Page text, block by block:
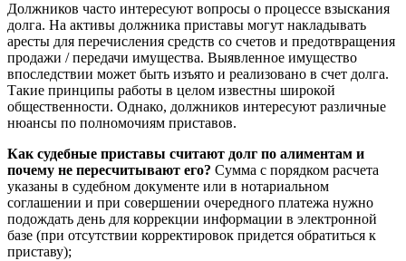
Должников часто интересуют вопросы о процессе взыскания
долга. На активы должника приставы могут накладывать
аресты для перечисления средств со счетов и предотвращения
продажи / передачи имущества. Выявленное имущество
впоследствии может быть изъято и реализовано в счет долга.
Такие принципы работы в целом известны широкой
общественности. Однако, должников интересуют различные
нюансы по полномочиям приставов.
Как судебные приставы считают долг по алиментам и
почему не пересчитывают его? Сумма с порядком расчета
указаны в судебном документе или в нотариальном
соглашении и при совершении очередного платежа нужно
подождать день для коррекции информации в электронной
базе (при отсутствии корректировок придется обратиться к
приставу);